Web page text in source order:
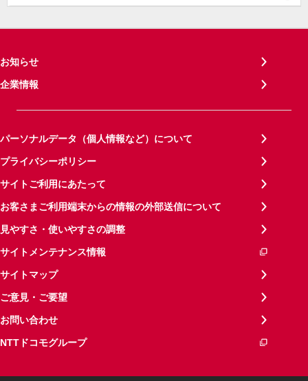
お知らせ
企業情報
パーソナルデータ（個人情報など）について
プライバシーポリシー
サイトご利用にあたって
お客さまご利用端末からの情報の外部送信について
見やすさ・使いやすさの調整
サイトメンテナンス情報
サイトマップ
ご意見・ご要望
お問い合わせ
NTTドコモグループ